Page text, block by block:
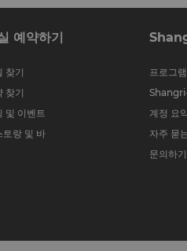
예약하기
찾기
찾기
및 이벤트
토랑 및 바
프로그
계정 요
자주 묻
문의하기